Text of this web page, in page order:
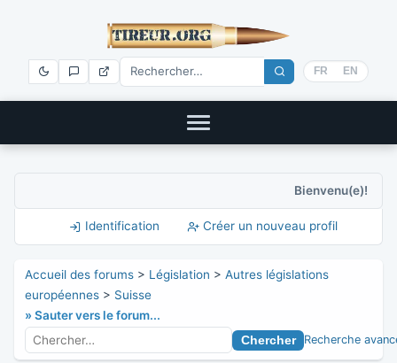
FR EN
Bienvenu(e)!
Identification Créer un nouveau profil
» Sauter vers le forum...
Accueil des forums > Législation > Autres législations
européennes > Suisse
Recherche